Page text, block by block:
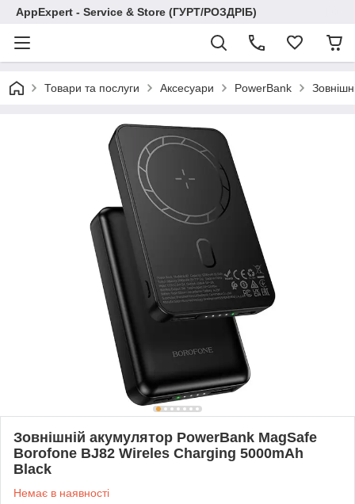
AppExpert - Service & Store (ГУРТ/РОЗДРІБ)
Товари та послуги Аксесуари PowerBank
Зовнішній акумулятор PowerBank MagSafe
Borofone BJ82 Wireles Charging 5000mAh
Black
Немає в наявності